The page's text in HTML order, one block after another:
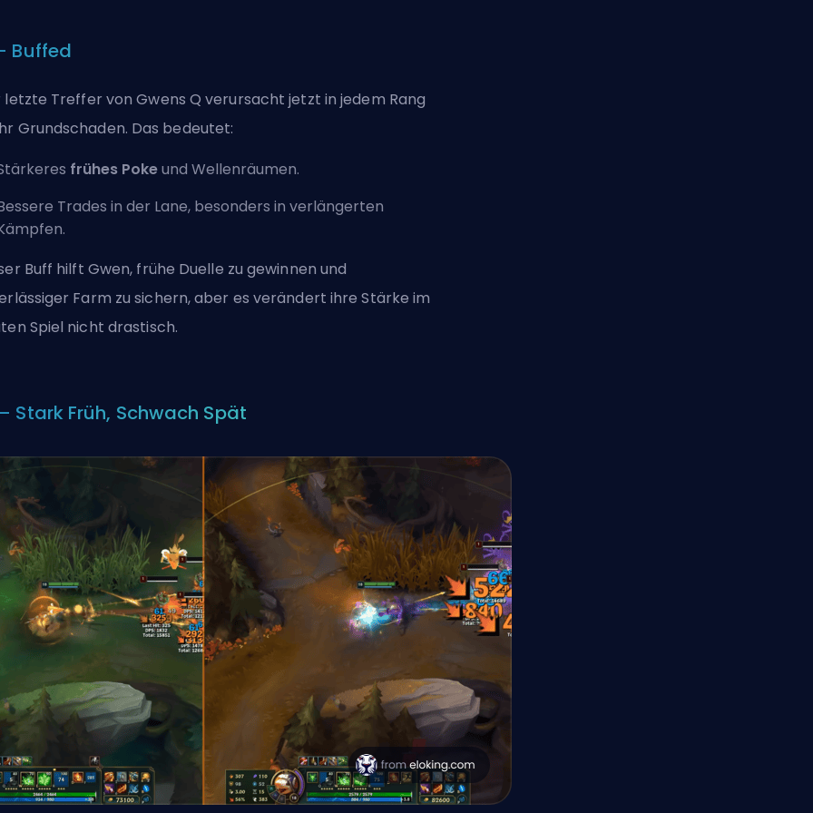
Buffed
letzte Treffer von Gwens Q verursacht jetzt in jedem Rang
Grundschaden. Das bedeutet:
frühes Pokeund Wellenräumen.
Trades in der Lane, besonders in verlängerten
Buff hilft Gwen, frühe Duelle zu gewinnen und
Farm zu sichern, aber es verändert ihre Stärke im
Spiel nicht drastisch.
Stark Früh, Schwach Spät